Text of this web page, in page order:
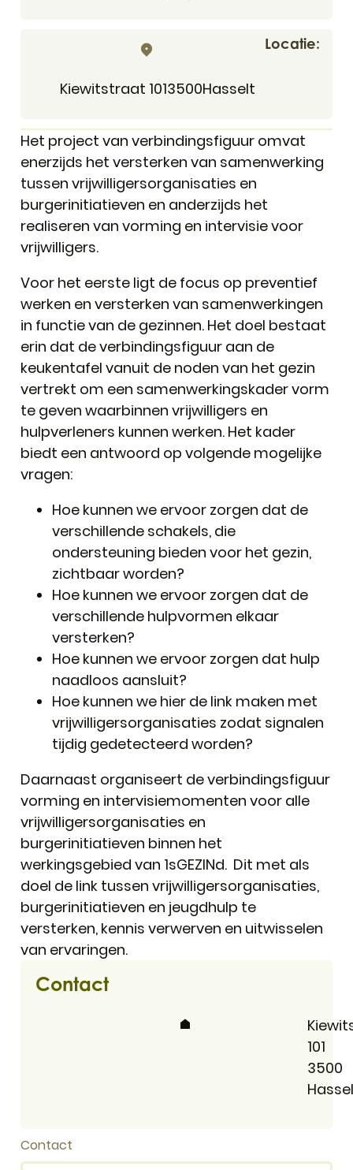
Locatie
AdresKiewitstraat 101,3500Hasselt
Het project van verbindingsfiguur omvat
enerzijds het versterken van samenwerking
tussen vrijwilligersorganisaties en
burgerinitiatieven en anderzijds het
realiseren van vorming en intervisie voor
vrijwilligers.
Voor het eerste ligt de focus op preventief
werken en versterken van samenwerkingen
in functie van de gezinnen. Het doel bestaat
erin dat de verbindingsfiguur aan de
keukentafel vanuit de noden van het gezin
vertrekt om een samenwerkingskader vorm
te geven waarbinnen vrijwilligers en
hulpverleners kunnen werken. Het kader
biedt een antwoord op volgende mogelijke
vragen:
Hoe kunnen we ervoor zorgen dat de
verschillende schakels, die
ondersteuning bieden voor het gezin,
zichtbaar worden?
Hoe kunnen we ervoor zorgen dat de
verschillende hulpvormen elkaar
versterken?
Hoe kunnen we ervoor zorgen dat hulp
naadloos aansluit?
Hoe kunnen we hier de link maken met
vrijwilligersorganisaties zodat signalen
tijdig gedetecteerd worden?
Daarnaast organiseert de verbindingsfiguur
vorming en intervisiemomenten voor alle
vrijwilligersorganisaties en
burgerinitiatieven binnen het
werkingsgebied van 1sGEZINd. Dit met als
doel de link tussen vrijwilligersorganisaties,
burgerinitiatieven en jeugdhulp te
versterken, kennis verwerven en uitwisselen
van ervaringen.
Contact
101
,3500
Contact